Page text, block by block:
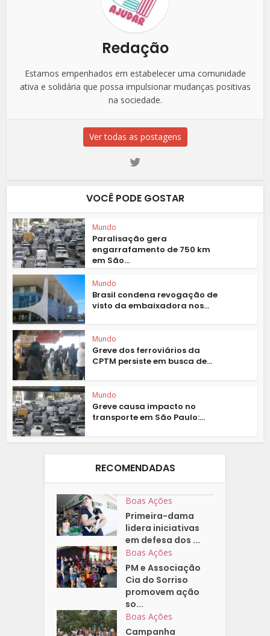
Redação
Estamos empenhados em estabelecer uma comunidade
ativa e solidária que possa impulsionar mudanças positivas
na sociedade.
Ver todas as postagens
VOCÊ PODE GOSTAR
Mundo
Paralisação gera
engarrafamento de 750 km
em São...
Mundo
Brasil condena revogação de
visto da embaixadora nos...
Mundo
Greve dos ferroviários da
CPTM persiste em busca de...
Mundo
Greve causa impacto no
transporte em São Paulo:...
RECOMENDADAS
Boas Ações
Primeira-dama
lidera iniciativas
em defesa dos ...
Boas Ações
PM e Associação
Cia do Sorriso
promovem ação
so...
Boas Ações
Campanha